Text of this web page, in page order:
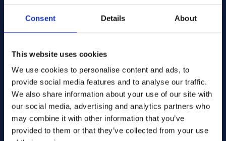
Consent Details About
This website uses cookies
We use cookies to personalise content and ads, to
provide social media features and to analyse our traffic.
We also share information about your use of our site with
our social media, advertising and analytics partners who
may combine it with other information that you’ve
provided to them or that they’ve collected from your use
Pidempi käyttöikä aggressiivisissa kemiallisissa
Rajoitukset
Korkeammat materiaalikustannukset kuin tavallisella CP-
titaanilla
Tarpeettoman edistynyt mietoon ympäristöön
Halvempi lujuus kuin seostetuilla titaanimateriaaleilla (esim.
luokka 5)